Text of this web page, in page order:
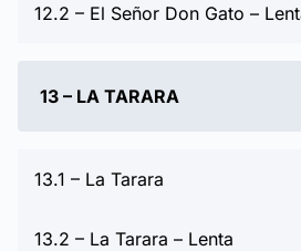
12.2 – El Señor Don Gato –
13 – LA TARARA
13.1 – La Tarara
13.2 – La Tarara – Lenta